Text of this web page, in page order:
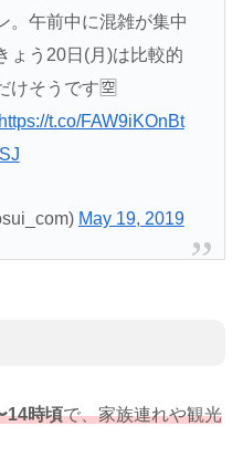
。午前中に混雑が集中
ょう20日(月)は比較的
けそうです🈳
https://t.co/FAW9iKOnBt
May 19, 2019
14時頃で、家族連れや観光